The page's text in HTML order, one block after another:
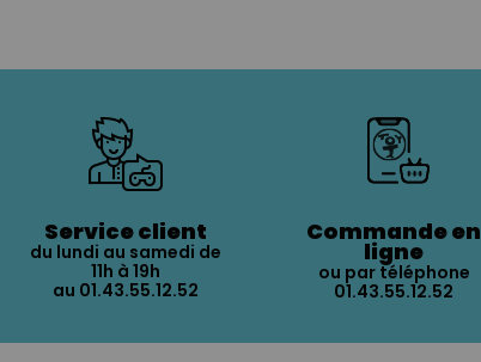
Service client
du lundi au samedi de
11h à 19h
au 01.43.55.12.52
Commande en
ligne
ou par téléphone
01.43.55.12.52